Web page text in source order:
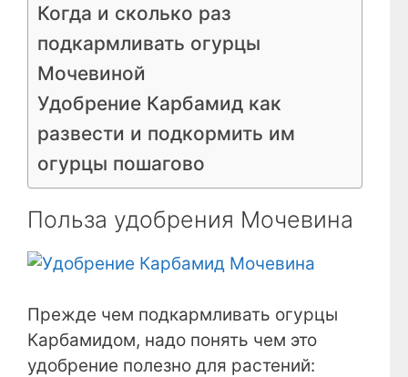
Когда и сколько раз
подкармливать огурцы
Мочевиной
Удобрение Карбамид как
развести и подкормить им
огурцы пошагово
Польза удобрения Мочевина
Прежде чем подкармливать огурцы
Карбамидом, надо понять чем это
удобрение полезно для растений: